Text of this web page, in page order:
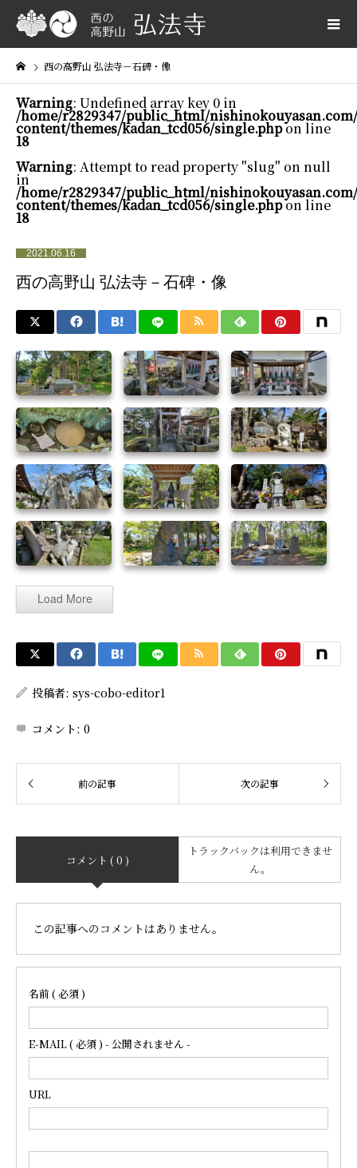
西の高野山 弘法寺－石碑・像
Warning: Undefined array key 0 in
/home/r2829347/public_html/
content/themes/kadan_tcd056/single.phpon line
18
Warning: Attempt to read property "slug" on null
in
/home/r2829347/public_html/
content/themes/kadan_tcd056/single.phpon line
18
2021.06.16
西の高野山 弘法寺－石碑・像
Load More
投稿者: sys-cobo-editor1
コメント: 0
コメント ( 0 )
トラックバックは利用できませ
ん。
この記事へのコメントはありません。
名前 ( 必須 )
E-MAIL ( 必須 ) - 公開されません -
URL